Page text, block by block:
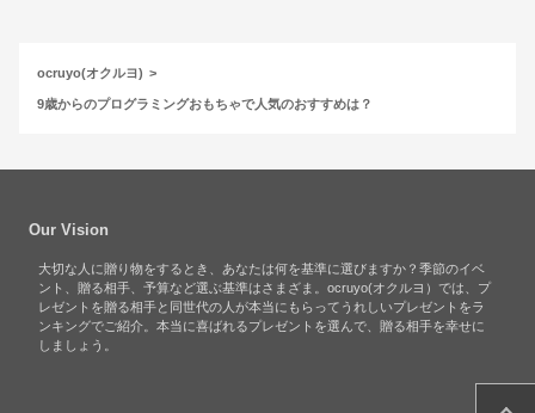
ocruyo(オクルヨ)
9歳からのプログラミングおもちゃで人気のおすすめは？
Our Vision
大切な人に贈り物をするとき、あなたは何を基準に選びますか？季節のイベ
ント、贈る相手、予算など選ぶ基準はさまざま。ocruyo(オクルヨ）では、プ
レゼントを贈る相手と同世代の人が本当にもらってうれしいプレゼントをラ
ンキングでご紹介。本当に喜ばれるプレゼントを選んで、贈る相手を幸せに
しましょう。